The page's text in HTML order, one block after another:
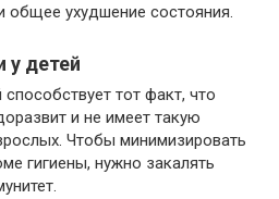
общее ухудшение состояния.
у детей
тот факт, что
и не имеет такую
Чтобы минимизировать
гигиены, нужно закалять